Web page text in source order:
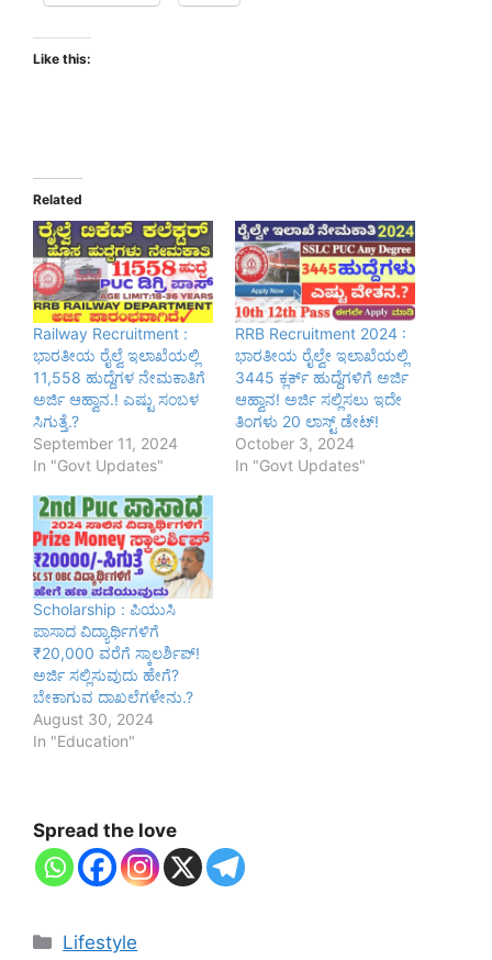
Like this:
Related
Railway Recruitment :
ಭಾರತೀಯ ರೈಲ್ವೆ ಇಲಾಖೆಯಲ್ಲಿ
11,558 ಹುದ್ದೆಗಳ ನೇಮಕಾತಿಗೆ
ಅರ್ಜಿ ಆಹ್ವಾನ.! ಎಷ್ಟು ಸಂಬಳ
ಸಿಗುತ್ತೆ.?
September 11, 2024
In "Govt Updates"
RRB Recruitment 2024 :
ಭಾರತೀಯ ರೈಲ್ವೇ ಇಲಾಖೆಯಲ್ಲಿ
3445 ಕ್ಲರ್ಕ್ ಹುದ್ದೆಗಳಿಗೆ ಅರ್ಜಿ
ಆಹ್ವಾನ! ಅರ್ಜಿ ಸಲ್ಲಿಸಲು ಇದೇ
ತಿಂಗಳು 20 ಲಾಸ್ಟ್ ಡೇಟ್!
October 3, 2024
In "Govt Updates"
Scholarship : ಪಿಯುಸಿ
ಪಾಸಾದ ವಿದ್ಯಾರ್ಥಿಗಳಿಗೆ
₹20,000 ವರೆಗೆ ಸ್ಕಾಲರ್ಶಿಪ್!
ಅರ್ಜಿ ಸಲ್ಲಿಸುವುದು ಹೇಗೆ?
ಬೇಕಾಗುವ ದಾಖಲೆಗಳೇನು.?
August 30, 2024
In "Education"
Spread the love
Categories
Lifestyle